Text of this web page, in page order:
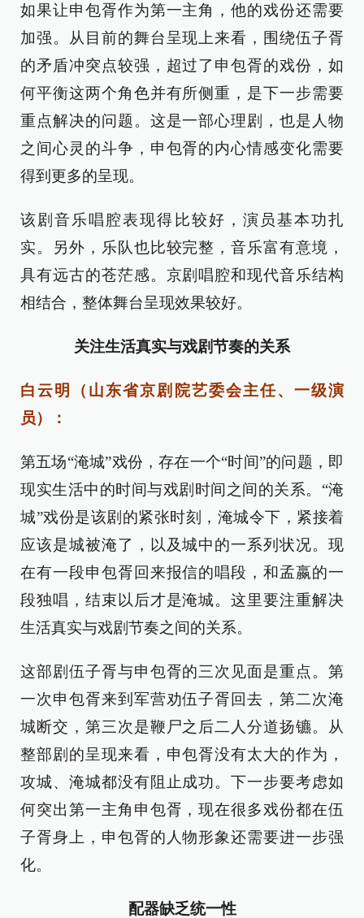
如果让申包胥作为第一主角，他的戏份还需要
加强。从目前的舞台呈现上来看，围绕伍子胥
的矛盾冲突点较强，超过了申包胥的戏份，如
何平衡这两个角色并有所侧重，是下一步需要
重点解决的问题。这是一部心理剧，也是人物
之间心灵的斗争，申包胥的内心情感变化需要
得到更多的呈现。
该剧音乐唱腔表现得比较好，演员基本功扎
实。另外，乐队也比较完整，音乐富有意境，
具有远古的苍茫感。京剧唱腔和现代音乐结构
相结合，整体舞台呈现效果较好。
关注生活真实与戏剧节奏的关系
白云明（山东省京剧院艺委会主任、一级演
员）：
第五场“淹城”戏份，存在一个“时间”的问题，即
现实生活中的时间与戏剧时间之间的关系。“淹
城”戏份是该剧的紧张时刻，淹城令下，紧接着
应该是城被淹了，以及城中的一系列状况。现
在有一段申包胥回来报信的唱段，和孟嬴的一
段独唱，结束以后才是淹城。这里要注重解决
生活真实与戏剧节奏之间的关系。
这部剧伍子胥与申包胥的三次见面是重点。第
一次申包胥来到军营劝伍子胥回去，第二次淹
城断交，第三次是鞭尸之后二人分道扬镳。从
整部剧的呈现来看，申包胥没有太大的作为，
攻城、淹城都没有阻止成功。下一步要考虑如
何突出第一主角申包胥，现在很多戏份都在伍
子胥身上，申包胥的人物形象还需要进一步强
化。
配器缺乏统一性